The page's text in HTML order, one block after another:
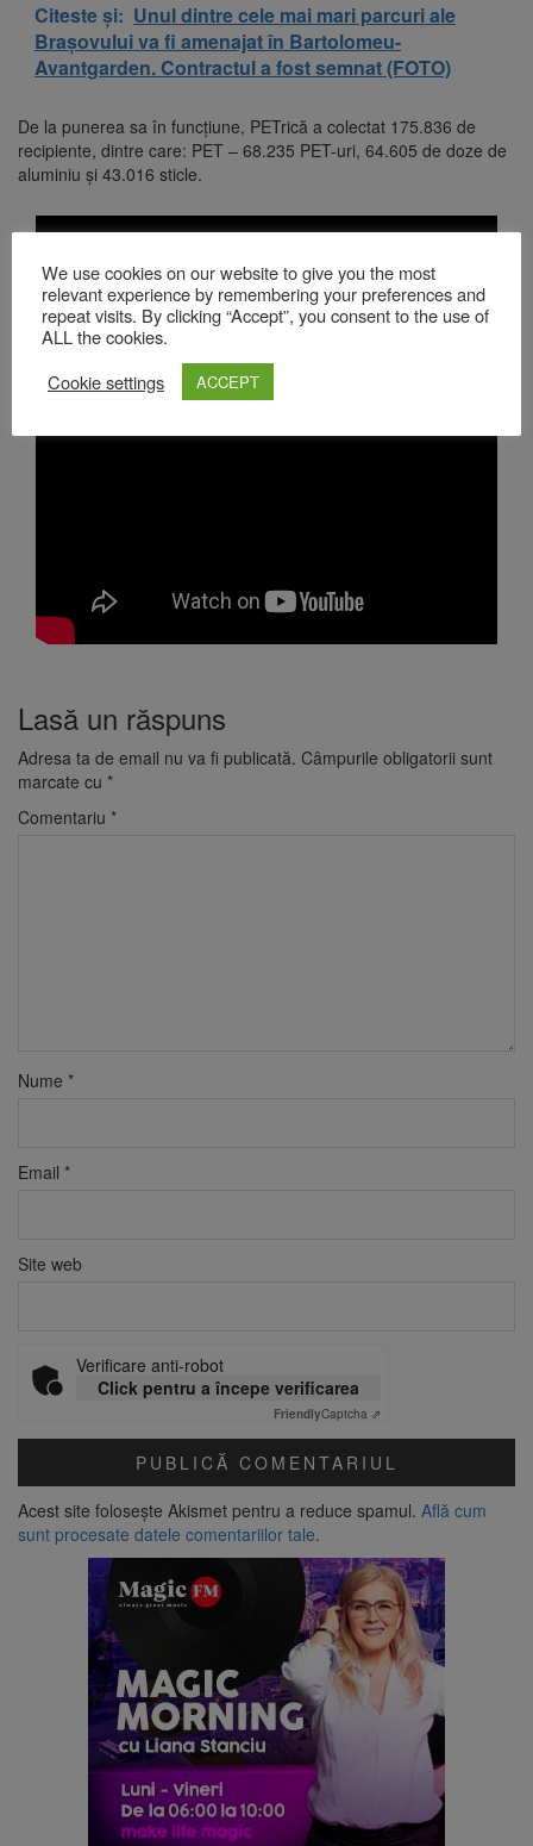
Citeste și: Unul dintre cele mai mari parcuri ale
Brașovului va fi amenajat în Bartolomeu-
Avantgarden. Contractul a fost semnat (FOTO)
De la punerea sa în funcțiune, PETrică a colectat 175.836 de
recipiente, dintre care: PET – 68.235 PET-uri, 64.605 de doze de
aluminiu și 43.016 sticle.
Lasă un răspuns
Adresa ta de email nu va fi publicată. Câmpurile obligatorii sunt
marcate cu *
Comentariu *
Nume *
Email *
Site web
Verificare anti-robot
Click pentru a începe verificarea
FriendlyCaptcha ⇗
Acest site folosește Akismet pentru a reduce spamul. Află cum
sunt procesate datele comentariilor tale.
We use cookies on our website to give you the most
relevant experience by remembering your preferences and
repeat visits. By clicking “Accept”, you consent to the use of
ALL the cookies.
Cookie settings
ACCEPT